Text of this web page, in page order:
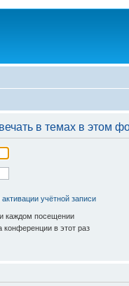
в темах в этом
учётной записи
каждом посещении
в этот раз